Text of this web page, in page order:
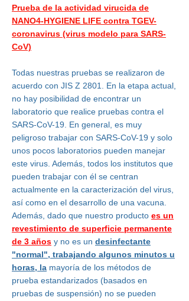
Prueba de la actividad virucida de
NANO4-HYGIENE LIFE contra TGEV-
coronavirus (virus modelo para SARS-
CoV)
Todas nuestras pruebas se realizaron de
acuerdo con JIS Z 2801. En la etapa actual,
no hay posibilidad de encontrar un
laboratorio que realice pruebas contra el
SARS-CoV-19. En general, es muy
peligroso trabajar con SARS-CoV-19 y solo
unos pocos laboratorios pueden manejar
este virus. Además, todos los institutos que
pueden trabajar con él se centran
actualmente en la caracterización del virus,
así como en el desarrollo de una vacuna.
Además, dado que nuestro producto es un
revestimiento de superficie permanente
de 3 años y no es un desinfectante
"normal", trabajando algunos minutos u
horas, la mayoría de los métodos de
prueba estandarizados (basados en
pruebas de suspensión) no se pueden